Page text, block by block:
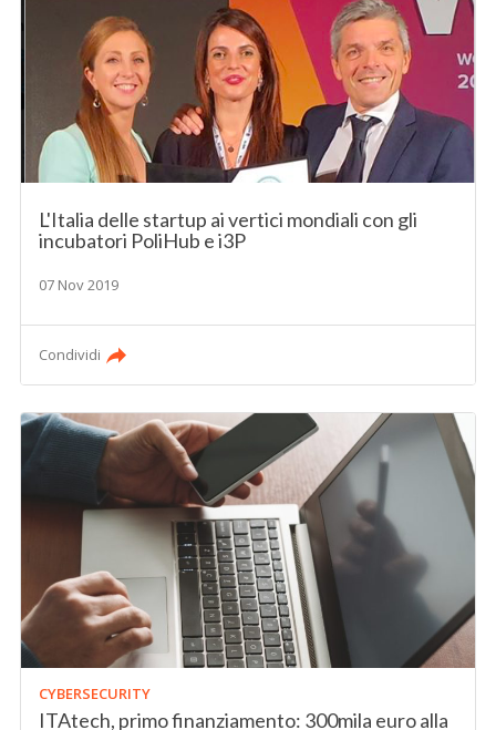
L'Italia delle startup ai vertici mondiali con gli
incubatori PoliHub e i3P
07 Nov 2019
Condividi
CYBERSECURITY
ITAtech, primo finanziamento: 300mila euro alla